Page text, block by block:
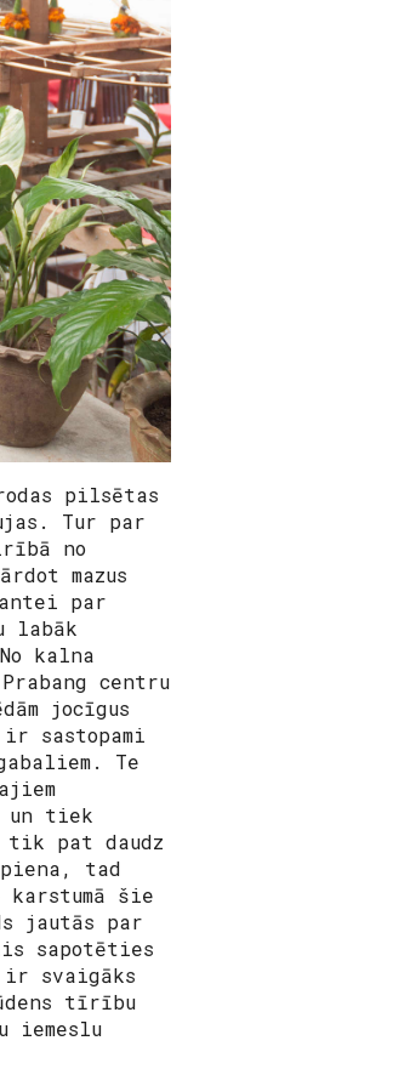
pilsētas
Tur par
no
mazus
par
labāk
kalna
centru
jocīgus
sastopami
Te
un tiek
pat daudz
tad
šie
jautās par
sapotēties
ir svaigāks
tīrību
iemeslu